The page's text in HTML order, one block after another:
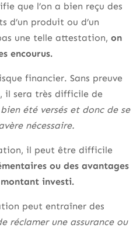
que l’on a bien reçu des
d’un produit ou d’un
une telle attestation, on
encourus.
financier. Sans preuve
il sera très difficile de
été versés et donc de se
nécessaire.
il peut être difficile
ou des avantages
investi.
peut entraîner des
réclamer une assurance ou